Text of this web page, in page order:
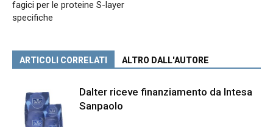
fagici per le proteine S-layer
specifiche
ARTICOLI CORRELATI ALTRO DALL'AUTORE
Dalter riceve finanziamento da Intesa
Sanpaolo